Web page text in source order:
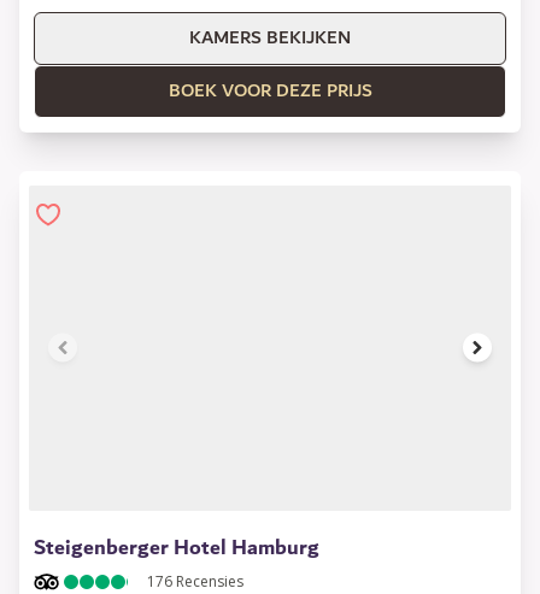
KAMERS BEKIJKEN
BOEK VOOR DEZE PRIJS
Steigenberger Hotel Hamburg
176 Recensies